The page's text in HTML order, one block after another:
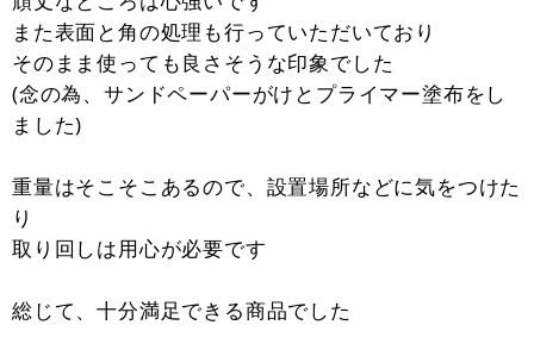
また表面と角の処理も行っていただいており
そのまま使っても良さそうな印象でした
(念の為、サンドペーパーがけとプライマー塗布をし
ました)
重量はそこそこあるので、設置場所などに気をつけた
り
取り回しは用心が必要です
総じて、十分満足できる商品でした